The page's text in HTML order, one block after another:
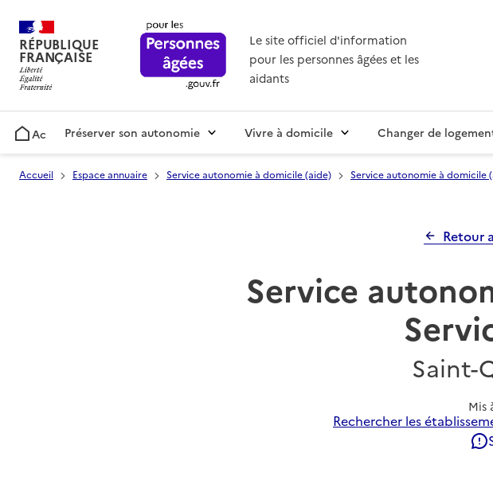
RÉPUBLIQUE
FRANÇAISE
Le site officiel d'information
pour les personnes âgées et les
aidants
AccueilPréserver son autonomie Vivre à domicile Changer de
Accueil Espace annuaire Service autonomie à domicile (aide) Service autonomie à domicile
Retour
Service
Saint-
Mis
Rechercher les